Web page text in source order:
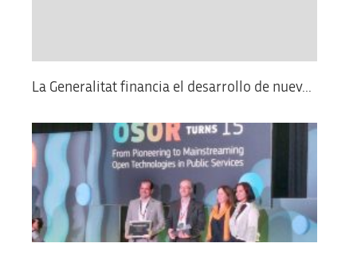
La Generalitat financia el desarrollo de nuev...